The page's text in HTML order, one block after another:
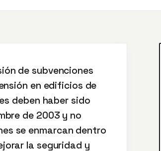
de subvenciones
en edificios de
deben haber sido
de 2003 y no
se enmarcan dentro
la seguridad y